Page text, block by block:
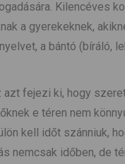
Kilencéves
a gyerekeknek,
a bántó (bíráló,
azt fejezi ki, hogy
e téren nem
kell időt szánniuk,
nemcsak időben, de